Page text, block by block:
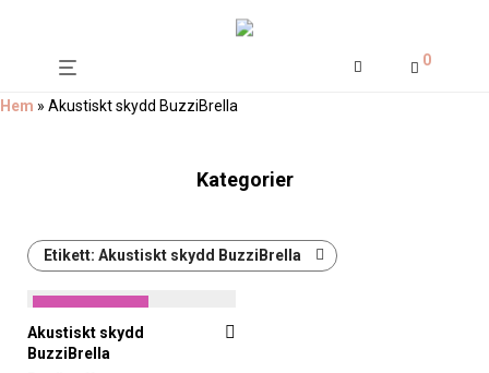
0
Hem » Akustiskt skydd BuzziBrella
Kategorier
Etikett: Akustiskt skydd BuzziBrella
Formis gillar
Akustiskt skydd
BuzziBrella